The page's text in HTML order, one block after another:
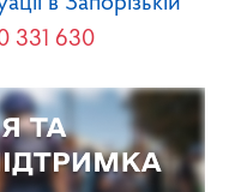
331 630